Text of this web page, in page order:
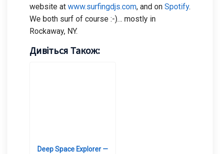
website at www.surfingdjs.com, and on Spotify.
We both surf of course :-)… mostly in
Rockaway, NY.
Дивіться Також:
Deep Space Explorer —